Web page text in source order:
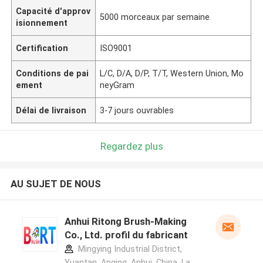
Capacité d'approv
isionnement
5000 morceaux par semaine
Certification ISO9001
Conditions de pai
ement
L/C, D/A, D/P, T/T, Western Union, Mo
neyGram
Délai de livraison 3-7 jours ouvrables
Regardez plus
AU SUJET DE NOUS
Anhui Ritong Brush-Making
Co., Ltd. profil du fabricant
Mingying Industrial District,